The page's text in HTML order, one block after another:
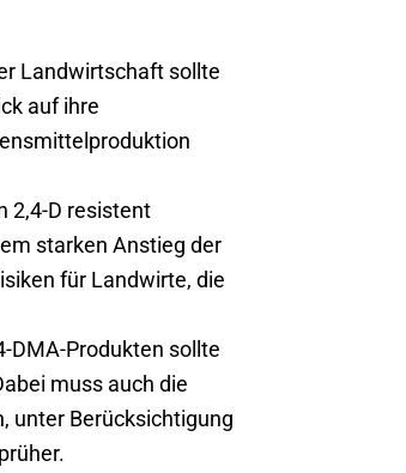
Landwirtschaft sollte
auf ihre
2,4-D resistent
starken Anstieg der
für Landwirte, die
DMA-Produkten sollte
muss auch die
unter Berücksichtigung